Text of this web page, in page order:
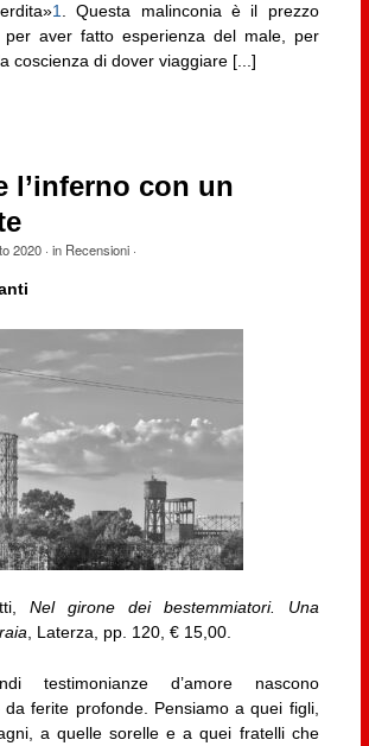
1. Questa malinconia è il prezzo
per aver fatto esperienza del male, per
coscienza di dover viaggiare [...]
l’inferno con un
2020· in Recensioni·
Nel girone dei bestemmiatori. Una
, Laterza, pp. 120, € 15,00.
testimonianze d’amore nascono
da ferite profonde. Pensiamo a quei figli,
a quelle sorelle e a quei fratelli che